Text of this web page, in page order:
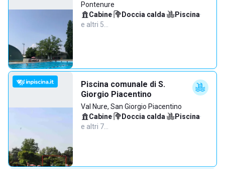
Pontenure
Cabine· Doccia calda· Piscina·
e altri 5…
Piscina comunale di S.
Giorgio Piacentino
Val Nure, San Giorgio Piacentino
Cabine· Doccia calda· Piscina·
e altri 7…